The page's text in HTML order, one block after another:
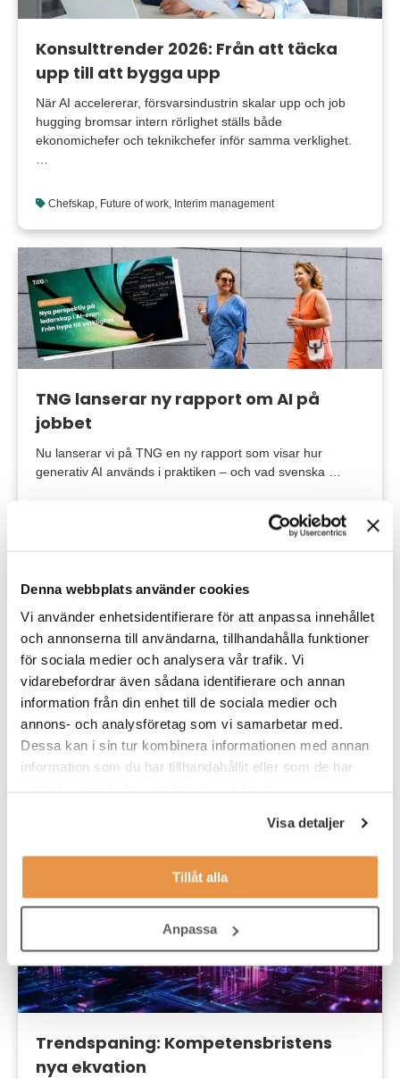
Denna webbplats använder cookies
Vi använder enhetsidentifierare för att anpassa innehållet
och annonserna till användarna, tillhandahålla funktioner
för sociala medier och analysera vår trafik. Vi
vidarebefordrar även sådana identifierare och annan
information från din enhet till de sociala medier och
annons- och analysföretag som vi samarbetar med.
Dessa kan i sin tur kombinera informationen med annan
information som du har tillhandahållit eller som de har
Visa detaljer
Tillåt alla
Anpassa
Konsulttrender 2026: Från att täcka
upp till att bygga upp
När AI accelererar, försvarsindustrin skalar upp och job
hugging bromsar intern rörlighet ställs både
ekonomichefer och teknikchefer inför samma verklighet.
Chefskap, Future of work, Interim management
TNG lanserar ny rapport om AI på
jobbet
Nu lanserar vi på TNG en ny rapport som visar hur
generativ AI används i praktiken – och vad svenska …
Förändring på riktigt – från smärta till
genombrott
Hur leder du när förändringen gör ont? Britt Konnander,
Trendspaning: Kompetensbristens
nya ekvation